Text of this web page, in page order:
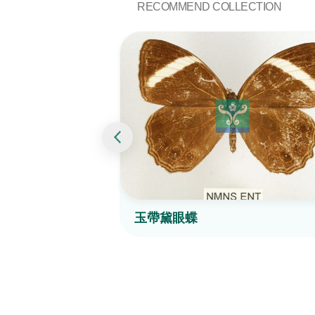
RECOMMEND COLLECTION
玉帶黛眼蝶